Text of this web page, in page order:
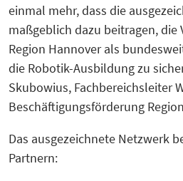
einmal mehr, dass die
maßgeblich dazu beitragen,
Region Hannover als
die Robotik-Ausbildung zu
Skubowius, Fachbereichsleiter
Beschäftigungsförderung
Das ausgezeichnete Netzwerk
Partnern: